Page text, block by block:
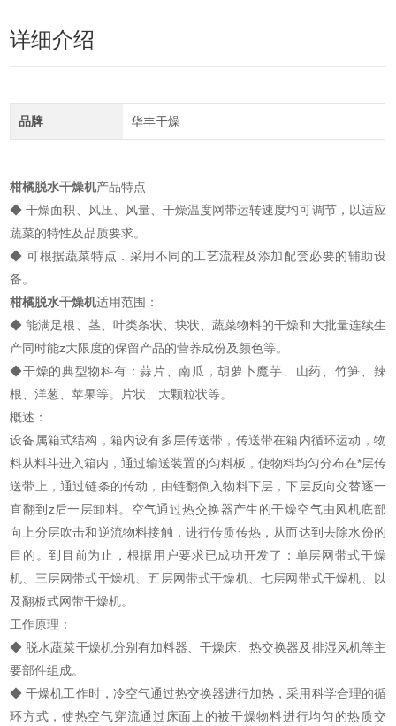
详细介绍
品牌 华丰干燥
柑橘脱水干燥机产品特点
◆ 干燥面积、风压、风量、干燥温度网带运转速度均可调节，以适应
蔬菜的特性及品质要求。
◆ 可根据蔬菜特点．采用不同的工艺流程及添加配套必要的辅助设
备。
柑橘脱水干燥机适用范围：
◆ 能满足根、茎、叶类条状、块状、蔬菜物料的干燥和大批量连续生
产同时能z大限度的保留产品的营养成份及颜色等。
◆干燥的典型物科有：蒜片、南瓜，胡萝卜魔芋、山药、竹笋、辣
根、洋葱、苹果等。片状、大颗粒状等。
概述：
设备属箱式结构，箱内设有多层传送带，传送带在箱内循环运动，物
料从料斗进入箱内，通过输送装置的匀料板，使物料均匀分布在*层传
送带上，通过链条的传动，由链翻倒入物料下层，下层反向交替逐一
直翻到z后一层卸料。空气通过热交换器产生的干燥空气由风机底部
向上分层吹击和逆流物料接触，进行传质传热，从而达到去除水份的
目的。到目前为止，根据用户要求已成功开发了：单层网带式干燥
机、三层网带式干燥机、五层网带式干燥机、七层网带式干燥机、以
及翻板式网带干燥机。
工作原理：
◆ 脱水蔬菜干燥机分别有加料器、干燥床、热交换器及排湿风机等主
要部件组成。
◆ 干燥机工作时，冷空气通过热交换器进行加热，采用科学合理的循
环方式，使热空气穿流通过床面上的被干燥物料进行均匀的热质交